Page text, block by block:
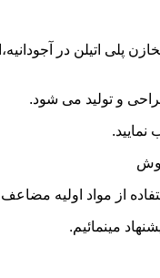
نیاز این نوع از مخازن پلی
و تولید می شود.
از مواد اولیه
مینمائیم.